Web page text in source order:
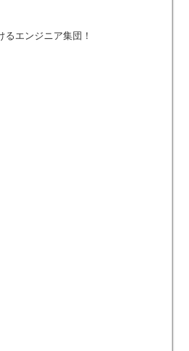
エンジニア集団！